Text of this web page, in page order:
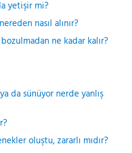
yetişir mi?
nasıl alınır?
ne kadar kalır?
da sünüyor nerde yanlış
oluştu, zararlı mıdır?